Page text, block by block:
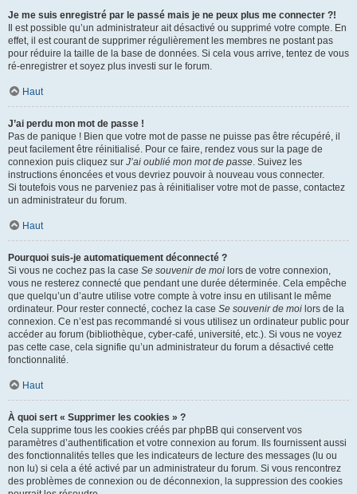
Je me suis enregistré par le passé mais je ne peux plus me connecter ?!
Il est possible qu’un administrateur ait désactivé ou supprimé votre compte. En
effet, il est courant de supprimer régulièrement les membres ne postant pas
pour réduire la taille de la base de données. Si cela vous arrive, tentez de vous
ré-enregistrer et soyez plus investi sur le forum.
Haut
J’ai perdu mon mot de passe !
Pas de panique ! Bien que votre mot de passe ne puisse pas être récupéré, il
peut facilement être réinitialisé. Pour ce faire, rendez vous sur la page de
connexion puis cliquez sur J’ai oublié mon mot de passe. Suivez les
instructions énoncées et vous devriez pouvoir à nouveau vous connecter.
Si toutefois vous ne parveniez pas à réinitialiser votre mot de passe, contactez
un administrateur du forum.
Haut
Pourquoi suis-je automatiquement déconnecté ?
Si vous ne cochez pas la case Se souvenir de moi lors de votre connexion,
vous ne resterez connecté que pendant une durée déterminée. Cela empêche
que quelqu’un d’autre utilise votre compte à votre insu en utilisant le même
ordinateur. Pour rester connecté, cochez la case Se souvenir de moi lors de la
connexion. Ce n’est pas recommandé si vous utilisez un ordinateur public pour
accéder au forum (bibliothèque, cyber-café, université, etc.). Si vous ne voyez
pas cette case, cela signifie qu’un administrateur du forum a désactivé cette
fonctionnalité.
Haut
À quoi sert « Supprimer les cookies » ?
Cela supprime tous les cookies créés par phpBB qui conservent vos
paramètres d’authentification et votre connexion au forum. Ils fournissent aussi
des fonctionnalités telles que les indicateurs de lecture des messages (lu ou
non lu) si cela a été activé par un administrateur du forum. Si vous rencontrez
des problèmes de connexion ou de déconnexion, la suppression des cookies